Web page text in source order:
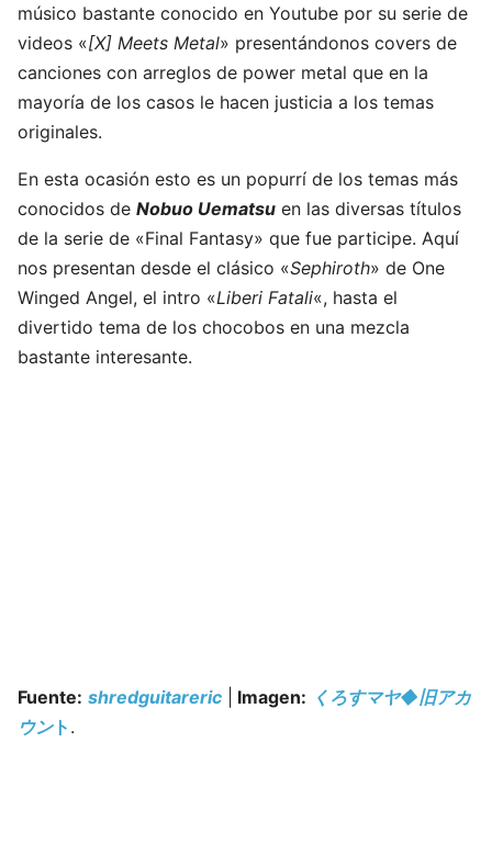
músico bastante conocido en Youtube por su serie de
videos «[X] Meets Metal» presentándonos covers de
canciones con arreglos de power metal que en la
mayoría de los casos le hacen justicia a los temas
originales.
En esta ocasión esto es un popurrí de los temas más
conocidos de Nobuo Uematsu en las diversas títulos
de la serie de «Final Fantasy» que fue participe. Aquí
nos presentan desde el clásico «Sephiroth» de One
Winged Angel, el intro «Liberi Fatali«, hasta el
divertido tema de los chocobos en una mezcla
bastante interesante.
Fuente: shredguitareric Imagen: くろすマヤ◆旧アカ
ウント .